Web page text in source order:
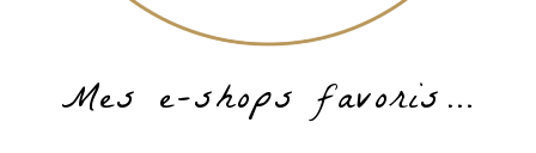
Mes e-shops favoris…